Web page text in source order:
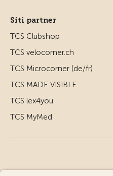
Siti partner
TCS Clubshop
TCS velocorner.ch
TCS Microcorner (de/fr)
TCS MADE VISIBLE
TCS lex4you
TCS MyMed